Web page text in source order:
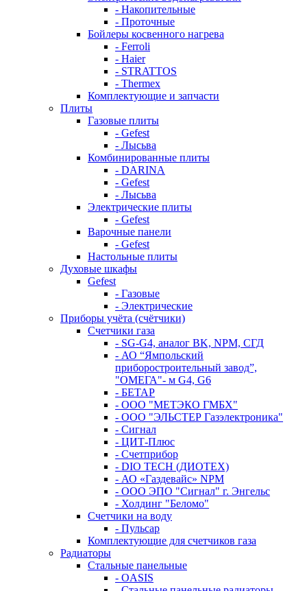
- Накопительные
- Проточные
Бойлеры косвенного нагрева
- Ferroli
- Haier
- STRATTOS
- Thermex
Комплектующие и запчасти
Плиты
Газовые плиты
- Gefest
- Лысьва
Комбинированные плиты
- DARINA
- Gefest
- Лысьва
Электрические плиты
- Gefest
Варочные панели
- Gefest
Настольные плиты
Духовые шкафы
Gefest
- Газовые
- Электрические
Приборы учёта (счётчики)
Счетчики газа
- SG-G4, аналог BK, NPM, СГД
- АО “Ямпольский
приборостроительный завод”,
"ОМЕГА"- м G4, G6
- БЕТАР
- ООО "МЕТЭКО ГМБХ"
- ООО "ЭЛЬСТЕР Газэлектроника"
- Сигнал
- ЦИТ-Плюс
- Счетприбор
- DIO TECH (ДИОТЕХ)
- АО «Газдевайс» NPM
- ООО ЭПО "Сигнал" г. Энгельс
- Холдинг "Беломо"
Счетчики на воду
- Пульсар
Комплектующие для счетчиков газа
Радиаторы
Стальные панельные
- OASIS